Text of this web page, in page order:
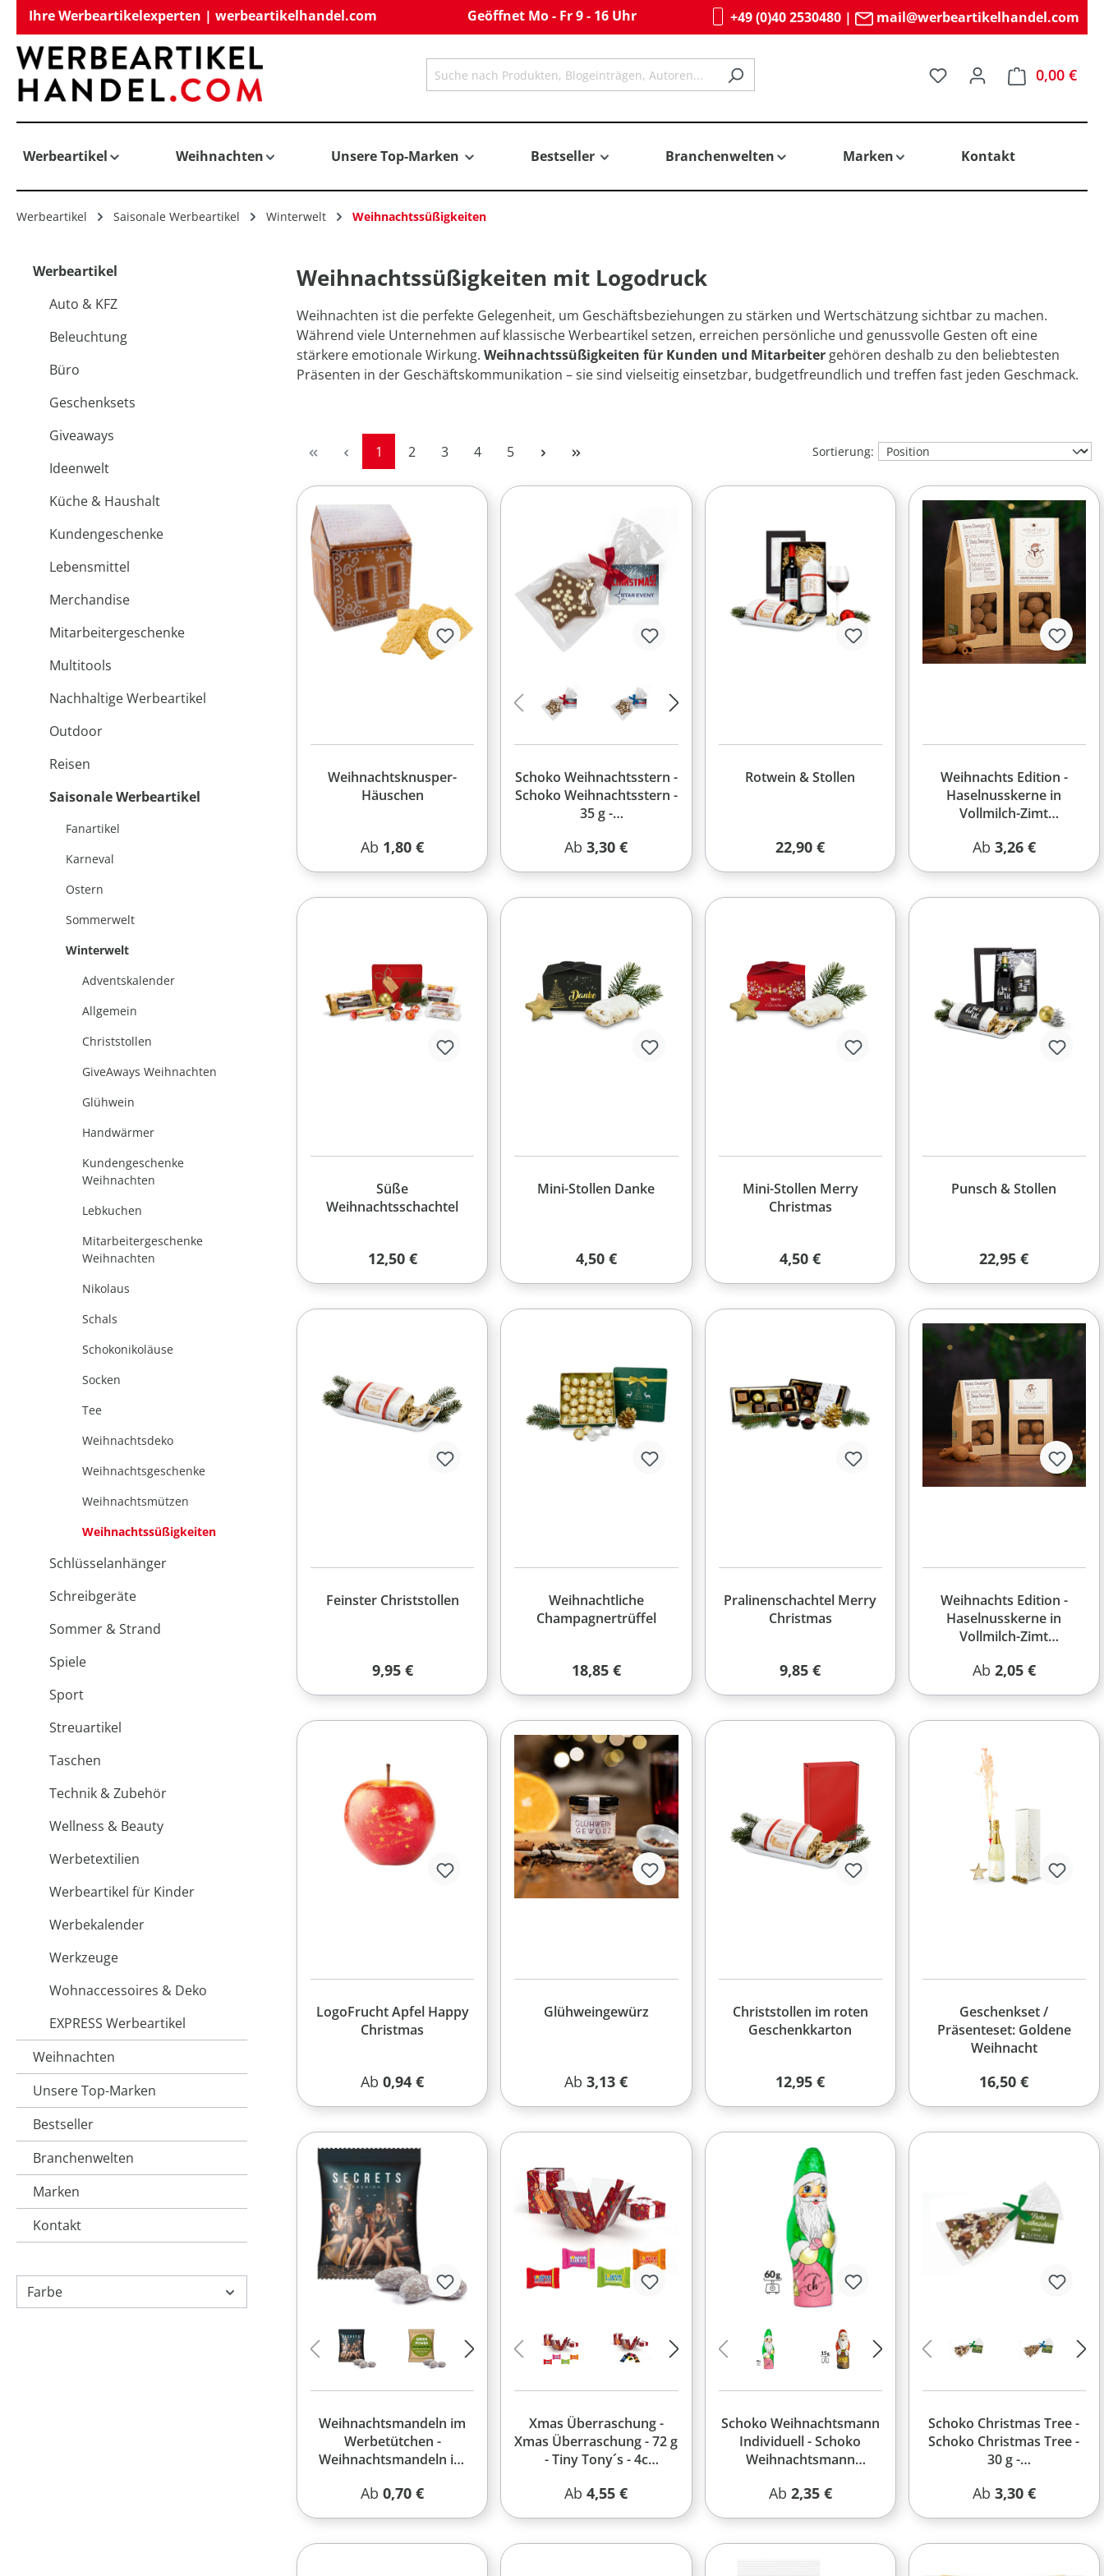
Zur Hauptnavigation springen
Ihre Werbeartikelexperten | werbeartikelhandel.com Geöffnet Mo - Fr 9 - 16 Uhr +49 (0)40 2530480| mail@werbeartikelhandel.com
Du hast 0 Produkte auf
0,00 €
Werbeartikel Weihnachten Unsere Top-Marken Bestseller Branchenwelten Marken Kontakt
Werbeartikel Saisonale Werbeartikel Winterwelt Weihnachtssüßigkeiten
Weihnachtssüßigkeiten mit Logodruck
Weihnachten ist die perfekte Gelegenheit, um Geschäftsbeziehungen zu stärken und Wertschätzung sichtbar zu machen.
Während viele Unternehmen auf klassische Werbeartikel setzen, erreichen persönliche und genussvolle Gesten oft eine
stärkere emotionale Wirkung. Weihnachtssüßigkeiten für Kunden und Mitarbeiter gehören deshalb zu den beliebtesten
Präsenten in der Geschäftskommunikation – sie sind vielseitig einsetzbar, budgetfreundlich und treffen fast jeden Geschmack.
Seite
1 Seite
2 Seite
3 Seite
4 Seite
5 Sortierung:
Weihnachtsknusper-
Häuschen
Regulärer Preis:
Ab 1,80 €
Schoko Weihnachtsstern -
Schoko Weihnachtsstern -
35 g -
Rote Schleife - 4c
Euroskala
Regulärer Preis:
Ab3,30 €
Rotwein & Stollen
Regulärer Preis:
22,90 €
Weihnachts Edition -
Haselnusskerne in
Vollmilch-Zimt
Faltschachtel
Regulärer Preis:
Ab 3,26 €
Süße
Weihnachtsschachtel
Regulärer Preis:
12,50 €
Mini-Stollen Danke
Regulärer Preis:
4,50 €
Mini-Stollen Merry
Christmas
Regulärer Preis:
4,50 €
Punsch & Stollen
Regulärer Preis:
22,95 €
Feinster Christstollen
Regulärer Preis:
9,95 €
Weihnachtliche
Champagnertrüffel
Regulärer Preis:
18,85 €
Pralinenschachtel Merry
Christmas
Regulärer Preis:
9,85 €
Weihnachts Edition -
Haselnusskerne in
Vollmilch-Zimt
Faltschachtel
Regulärer Preis:
Ab 2,05 €
LogoFrucht Apfel Happy
Christmas
Regulärer Preis:
Ab0,94 €
Glühweingewürz
Regulärer Preis:
Ab3,13 €
Christstollen im roten
Geschenkkarton
Regulärer Preis:
12,95 €
Geschenkset /
Präsenteset: Goldene
Weihnacht
Regulärer Preis:
16,50 €
Weihnachtsmandeln im
Werbetütchen -
Weihnachtsmandeln im
Standard-Folie weiß - 4c
Euroskala
Regulärer Preis:
Ab0,70 €
Xmas Überraschung -
Xmas Überraschung - 72 g
- Tiny Tony´s - 4c
Regulärer Preis:
Ab4,55 €
Schoko Weihnachtsmann
Individuell - Schoko
Weihnachtsmann
Weihnachtsmann 60 g - 4c
Euroskala
Regulärer Preis:
Ab 2,35 €
Schoko Christmas Tree -
Schoko Christmas Tree -
30 g -
(Topping Nüsse) - Grüne
Schleife - 4c Euroskala
Regulärer Preis:
Ab 3,30 €
Werbeartikel
Auto & KFZ
Beleuchtung
Büro
Geschenksets
Giveaways
Ideenwelt
Küche & Haushalt
Kundengeschenke
Lebensmittel
Merchandise
Mitarbeitergeschenke
Multitools
Nachhaltige Werbeartikel
Outdoor
Reisen
Saisonale Werbeartikel
Fanartikel
Karneval
Ostern
Sommerwelt
Winterwelt
Adventskalender
Allgemein
Christstollen
GiveAways Weihnachten
Glühwein
Handwärmer
Kundengeschenke
Weihnachten
Lebkuchen
Mitarbeitergeschenke
Weihnachten
Nikolaus
Schals
Schokonikoläuse
Socken
Tee
Weihnachtsdeko
Weihnachtsgeschenke
Weihnachtsmützen
Weihnachtssüßigkeiten
Schlüsselanhänger
Schreibgeräte
Sommer & Strand
Spiele
Sport
Streuartikel
Taschen
Technik & Zubehör
Wellness & Beauty
Werbetextilien
Werbeartikel für Kinder
Werbekalender
Werkzeuge
Wohnaccessoires & Deko
EXPRESS Werbeartikel
Weihnachten
Unsere Top-Marken
Bestseller
Branchenwelten
Marken
Kontakt
Farbe